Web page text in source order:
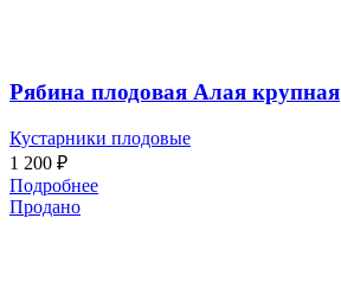
Рябина плодовая Алая крупная
Кустарники плодовые
1 200 ₽
Подробнее
Продано